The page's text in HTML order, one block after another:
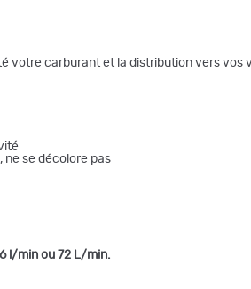
votre carburant et la distribution vers vos
ne se décolore pas
l/min ou 72 L/min.